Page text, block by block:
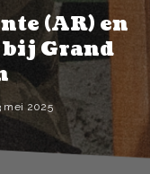
(AR) en
Grand
mei 2025